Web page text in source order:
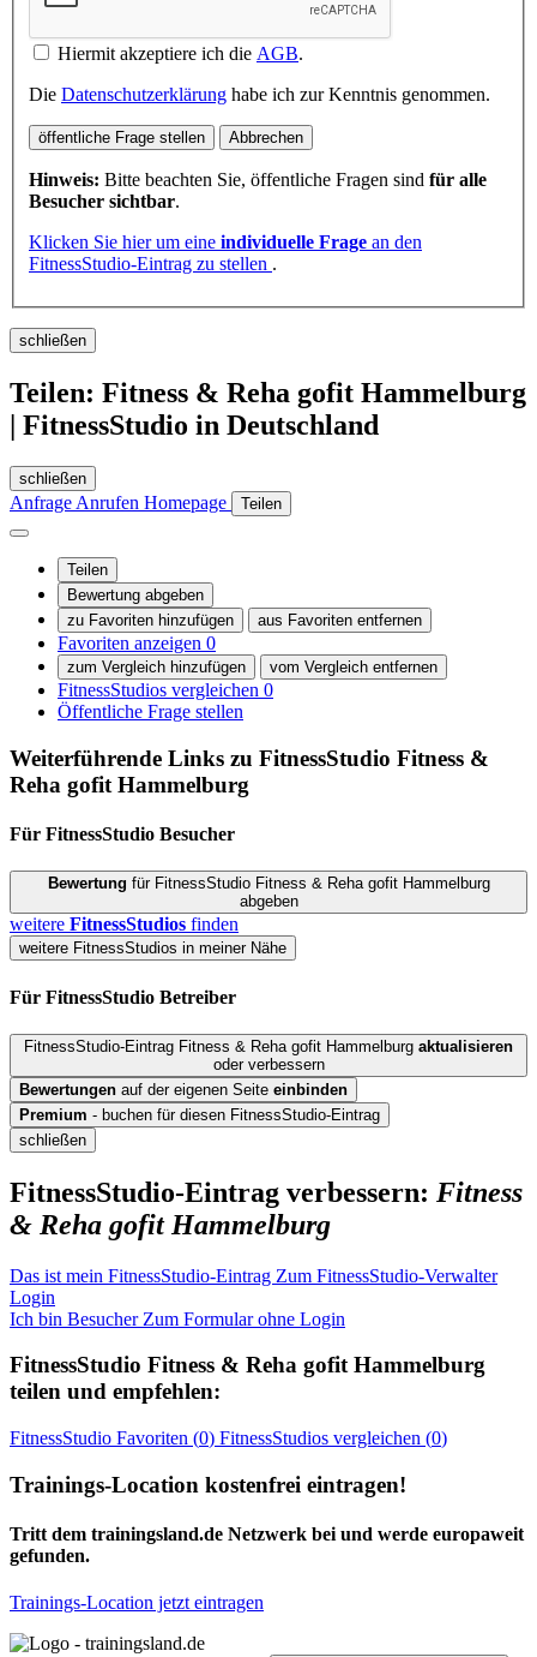
Hiermit akzeptiere ich die AGB.
Die Datenschutzerklärung habe ich zur Kenntnis genommen.
öffentliche Frage stellen Abbrechen
Hinweis: Bitte beachten Sie, öffentliche Fragen sind für alle
Besucher sichtbar.
Klicken Sie hier um eine individuelle Frage an den
FitnessStudio-Eintrag zu stellen .
schließen
Teilen: Fitness & Reha gofit Hammelburg
| FitnessStudio in Deutschland
schließen
Anfrage Anrufen Homepage Teilen
Teilen
Bewertung abgeben
zu Favoriten hinzufügen
aus Favoriten entfernen
Favoriten anzeigen 0
zum Vergleich hinzufügen vom Vergleich entfernen
FitnessStudios vergleichen 0
Öffentliche Frage stellen
Weiterführende Links zu FitnessStudio Fitness &
Reha gofit Hammelburg
Für FitnessStudio Besucher
Bewertung für FitnessStudio Fitness & Reha gofit Hammelburg
abgeben
weitere FitnessStudios finden
weitere FitnessStudios in meiner Nähe
Für FitnessStudio Betreiber
FitnessStudio-Eintrag Fitness & Reha gofit Hammelburg aktualisieren
oder verbessern
Bewertungen auf der eigenen Seite einbinden
Premium - buchen für diesen FitnessStudio-Eintrag
schließen
FitnessStudio-Eintrag verbessern: Fitness
& Reha gofit Hammelburg
Das ist mein FitnessStudio-Eintrag Zum FitnessStudio-Verwalter
Login
Ich bin Besucher Zum Formular ohne Login
FitnessStudio Fitness & Reha gofit Hammelburg
teilen und empfehlen:
FitnessStudio Favoriten (0) FitnessStudios vergleichen (0)
Trainings-Location kostenfrei eintragen!
Tritt dem trainingsland.de Netzwerk bei und werde europaweit
gefunden.
Trainings-Location jetzt eintragen